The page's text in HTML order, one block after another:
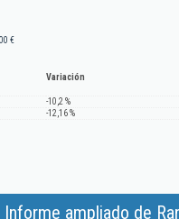
€
Variación
-10,2 %
-12,16 %
ampliado de